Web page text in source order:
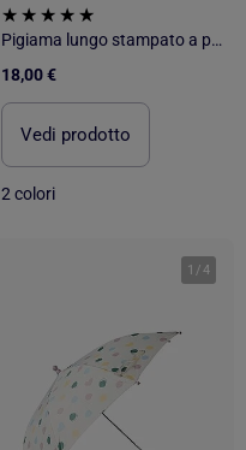
Pigiama lungo stampato a pois - 2 pezzi
18,00 €
Vedi prodotto
2 colori
1 /4